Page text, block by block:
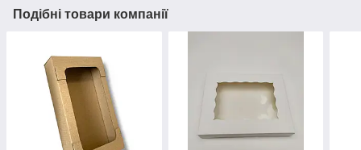
Подібні товари компанії